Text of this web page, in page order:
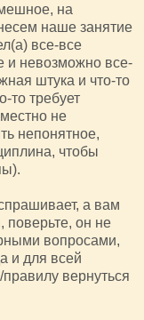
на
наше занятие
все-все
и невозможно все-
штука и что-то
то требует
не
непонятное,
чтобы
а вам
поверьте, он не
вопросами,
и для всей
вернуться